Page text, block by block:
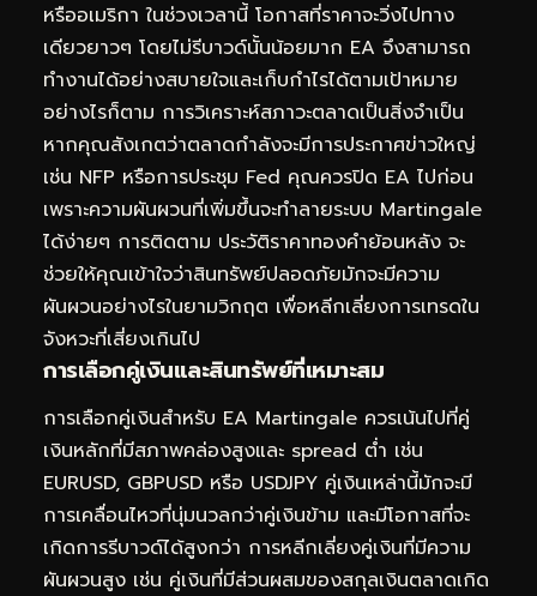
หรืออเมริกา ในช่วงเวลานี้ โอกาสที่ราคาจะวิ่งไปทาง
เดียวยาวๆ โดยไม่รีบาวด์นั้นน้อยมาก EA จึงสามารถ
ทำงานได้อย่างสบายใจและเก็บกำไรได้ตามเป้าหมาย
อย่างไรก็ตาม การวิเคราะห์สภาวะตลาดเป็นสิ่งจำเป็น
หากคุณสังเกตว่าตลาดกำลังจะมีการประกาศข่าวใหญ่
เช่น NFP หรือการประชุม Fed คุณควรปิด EA ไปก่อน
เพราะความผันผวนที่เพิ่มขึ้นจะทำลายระบบ Martingale
ได้ง่ายๆ การติดตาม ประวัติราคาทองคำย้อนหลัง จะ
ช่วยให้คุณเข้าใจว่าสินทรัพย์ปลอดภัยมักจะมีความ
ผันผวนอย่างไรในยามวิกฤต เพื่อหลีกเลี่ยงการเทรดใน
จังหวะที่เสี่ยงเกินไป
การเลือกคู่เงินและสินทรัพย์ที่เหมาะสม
การเลือกคู่เงินสำหรับ EA Martingale ควรเน้นไปที่คู่
เงินหลักที่มีสภาพคล่องสูงและ spread ต่ำ เช่น
EURUSD, GBPUSD หรือ USDJPY คู่เงินเหล่านี้มักจะมี
การเคลื่อนไหวที่นุ่มนวลกว่าคู่เงินข้าม และมีโอกาสที่จะ
เกิดการรีบาวด์ได้สูงกว่า การหลีกเลี่ยงคู่เงินที่มีความ
ผันผวนสูง เช่น คู่เงินที่มีส่วนผสมของสกุลเงินตลาดเกิด